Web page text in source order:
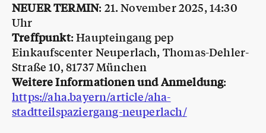
NEUER TERMIN: 21. November 2025, 14:30
Uhr
Treffpunkt: Haupteingang pep
Einkaufscenter Neuperlach, Thomas-Dehler-
Straße 10, 81737 München
Weitere Informationen und Anmeldung:
https://aha.bayern/article/aha-
stadtteilspaziergang-neuperlach/